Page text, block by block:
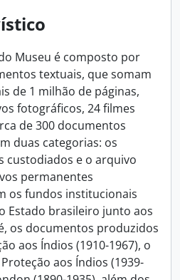
Museu é composto por
textuais, que somam
de 1 milhão de páginas,
fotográficos, 24 filmes
de 300 documentos
duas categorias: os
custodiados e o arquivo
permanentes
os fundos institucionais
Estado brasileiro junto aos
os documentos produzidos
aos Índios (1910-1967), o
aos Índios (1939-